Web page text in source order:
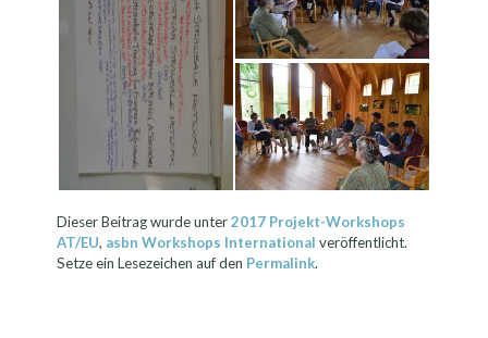
Dieser Beitrag wurde unter2017 Projekt-Workshops
AT/EU, asbn Workshops International veröffentlicht.
Setze ein Lesezeichen auf den Permalink.